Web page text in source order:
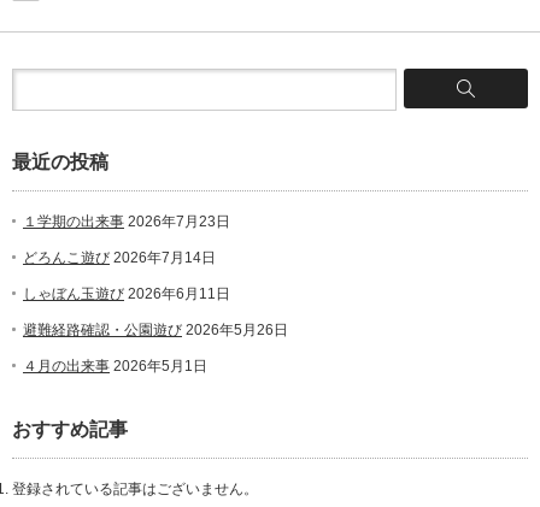
最近の投稿
１学期の出来事 2026年7月23日
どろんこ遊び 2026年7月14日
しゃぼん玉遊び 2026年6月11日
避難経路確認・公園遊び 2026年5月26日
４月の出来事 2026年5月1日
おすすめ記事
登録されている記事はございません。